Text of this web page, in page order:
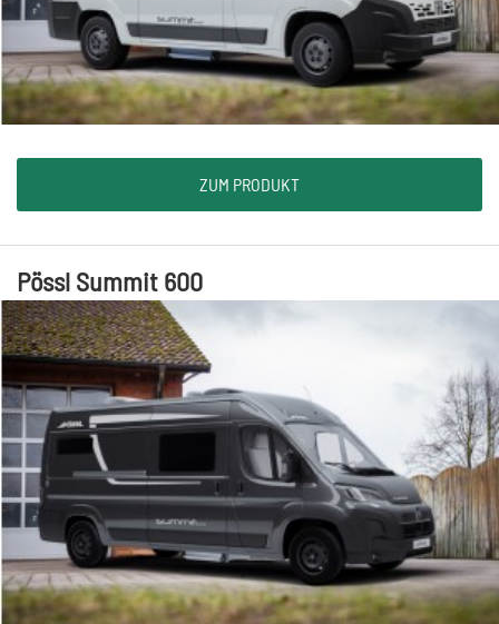
ZUM PRODUKT
Pössl Summit 600